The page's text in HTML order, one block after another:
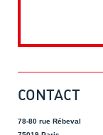
CONTACT
78-80 rue Rébeval